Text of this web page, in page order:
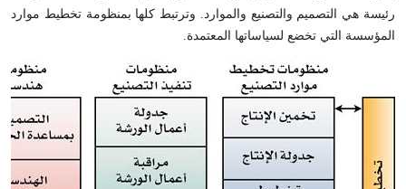
رئيسة هي التصميم والتصنيع والموارد. وترتبط كلها بمنظومة تخطيط موارد
المؤسسة التي تخضع لسياساتها المعتمدة.